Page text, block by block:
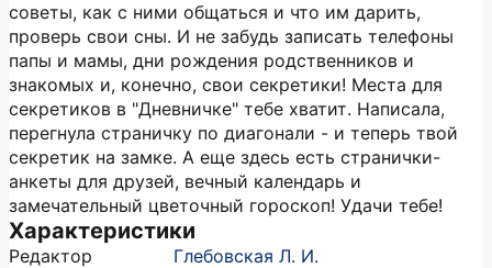
советы, как с ними общаться и что им дарить,
проверь свои сны. И не забудь записать телефоны
папы и мамы, дни рождения родственников и
знакомых и, конечно, свои секретики! Места для
секретиков в "Дневничке" тебе хватит. Написала,
перегнула страничку по диагонали - и теперь твой
секретик на замке. А еще здесь есть странички-
анкеты для друзей, вечный календарь и
замечательный цветочный гороскоп! Удачи тебе!
Характеристики
Редактор
Глебовская Л. И.